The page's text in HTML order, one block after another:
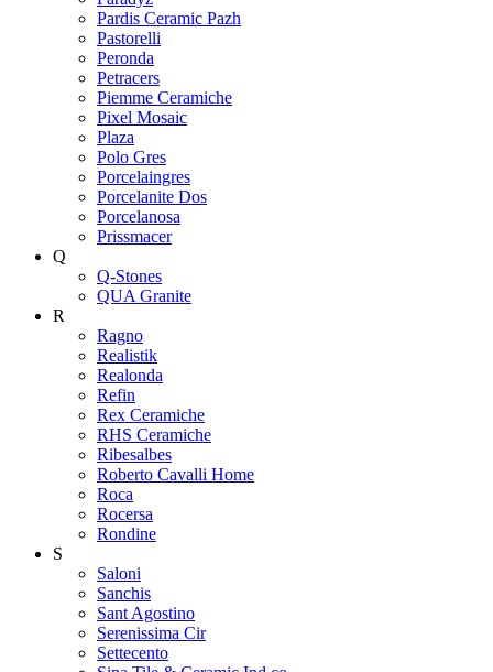
Pardis Ceramic Pazh
Pastorelli
Peronda
Petracers
Piemme Ceramiche
Pixel Mosaic
Plaza
Polo Gres
Porcelaingres
Porcelanite Dos
Porcelanosa
Prissmacer
Q
Q-Stones
QUA Granite
R
Ragno
Realistik
Realonda
Refin
Rex Ceramiche
RHS Ceramiche
Ribesalbes
Roberto Cavalli Home
Roca
Rocersa
Rondine
S
Saloni
Sanchis
Sant Agostino
Serenissima Cir
Settecento